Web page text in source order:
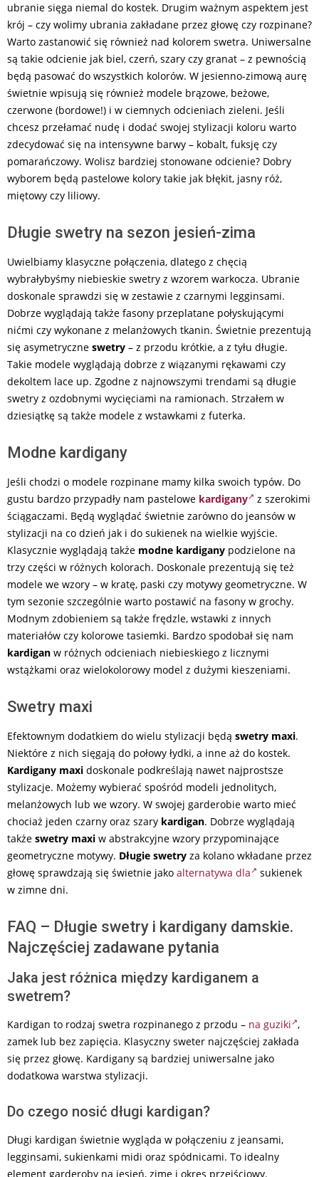
ubranie sięga niemal do kostek. Drugim ważnym aspektem jest
krój – czy wolimy ubrania zakładane przez głowę czy rozpinane?
Warto zastanowić się również nad kolorem swetra. Uniwersalne
są takie odcienie jak biel, czerń, szary czy granat – z pewnością
będą pasować do wszystkich kolorów. W jesienno-zimową aurę
świetnie wpisują się również modele brązowe, beżowe,
czerwone (bordowe!) i w ciemnych odcieniach zieleni. Jeśli
chcesz przełamać nudę i dodać swojej stylizacji koloru warto
zdecydować się na intensywne barwy – kobalt, fuksję czy
pomarańczowy. Wolisz bardziej stonowane odcienie? Dobry
wyborem będą pastelowe kolory takie jak błękit, jasny róż,
miętowy czy liliowy.
Długie swetry na sezon jesień-zima
Uwielbiamy klasyczne połączenia, dlatego z chęcią
wybrałybyśmy niebieskie swetry z wzorem warkocza. Ubranie
doskonale sprawdzi się w zestawie z czarnymi legginsami.
Dobrze wyglądają także fasony przeplatane połyskującymi
nićmi czy wykonane z melanżowych tkanin. Świetnie prezentują
się asymetryczne swetry – z przodu krótkie, a z tyłu długie.
Takie modele wyglądają dobrze z wiązanymi rękawami czy
dekoltem lace up. Zgodne z najnowszymi trendami są długie
swetry z ozdobnymi wycięciami na ramionach. Strzałem w
dziesiątkę są także modele z wstawkami z futerka.
Modne kardigany
Jeśli chodzi o modele rozpinane mamy kilka swoich typów. Do
gustu bardzo przypadły nam pastelowe kardigany
z szerokimi
ściągaczami. Będą wyglądać świetnie zarówno do jeansów w
stylizacji na co dzień jak i do sukienek na wielkie wyjście.
Klasycznie wyglądają także modne kardigany podzielone na
trzy części w różnych kolorach. Doskonale prezentują się też
modele we wzory – w kratę, paski czy motywy geometryczne. W
tym sezonie szczególnie warto postawić na fasony w grochy.
Modnym zdobieniem są także frędzle, wstawki z innych
materiałów czy kolorowe tasiemki. Bardzo spodobał się nam
kardigan w różnych odcieniach niebieskiego z licznymi
wstążkami oraz wielokolorowy model z dużymi kieszeniami.
Swetry maxi
Efektownym dodatkiem do wielu stylizacji będą swetry maxi.
Niektóre z nich sięgają do połowy łydki, a inne aż do kostek.
Kardigany maxi doskonale podkreślają nawet najprostsze
stylizacje. Możemy wybierać spośród modeli jednolitych,
melanżowych lub we wzory. W swojej garderobie warto mieć
chociaż jeden czarny oraz szary kardigan. Dobrze wyglądają
także swetry maxi w abstrakcyjne wzory przypominające
geometryczne motywy. Długie swetry za kolano wkładane przez
głowę sprawdzają się świetnie jako alternatywa dla
sukienek
w zimne dni.
FAQ – Długie swetry i kardigany damskie.
Najczęściej zadawane pytania
Jaka jest różnica między kardiganem a
swetrem?
Kardigan to rodzaj swetra rozpinanego z przodu – na guziki ,
zamek lub bez zapięcia. Klasyczny sweter najczęściej zakłada
się przez głowę. Kardigany są bardziej uniwersalne jako
dodatkowa warstwa stylizacji.
Do czego nosić długi kardigan?
Długi kardigan świetnie wygląda w połączeniu z jeansami,
legginsami, sukienkami midi oraz spódnicami. To idealny
element garderoby na jesień, zimę i okres przejściowy.